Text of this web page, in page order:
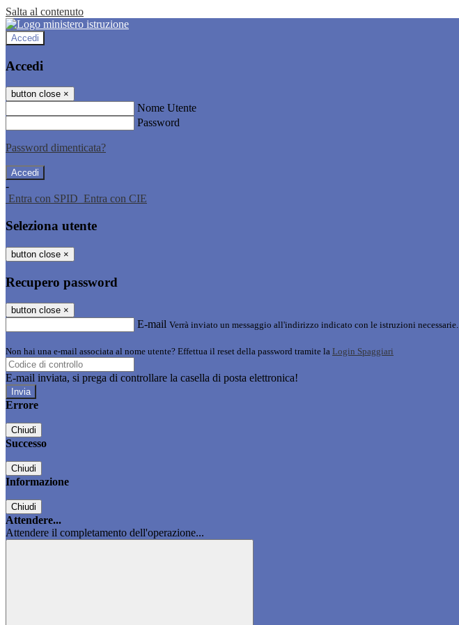
Salta al contenuto
Accedi
Accedi
button close ×
Nome Utente
Password
Password dimenticata?
-
Entra con SPID Entra con CIE
Seleziona utente
button close ×
Recupero password
button close ×
E-mail Verrà inviato un messaggio all'indirizzo indicato con le istruzioni necessarie.
Non hai una e-mail associata al nome utente? Effettua il reset della password tramite la Login Spaggiari
E-mail inviata, si prega di controllare la casella di posta elettronica!
Errore
Chiudi
Successo
Chiudi
Informazione
Chiudi
Attendere...
Attendere il completamento dell'operazione...